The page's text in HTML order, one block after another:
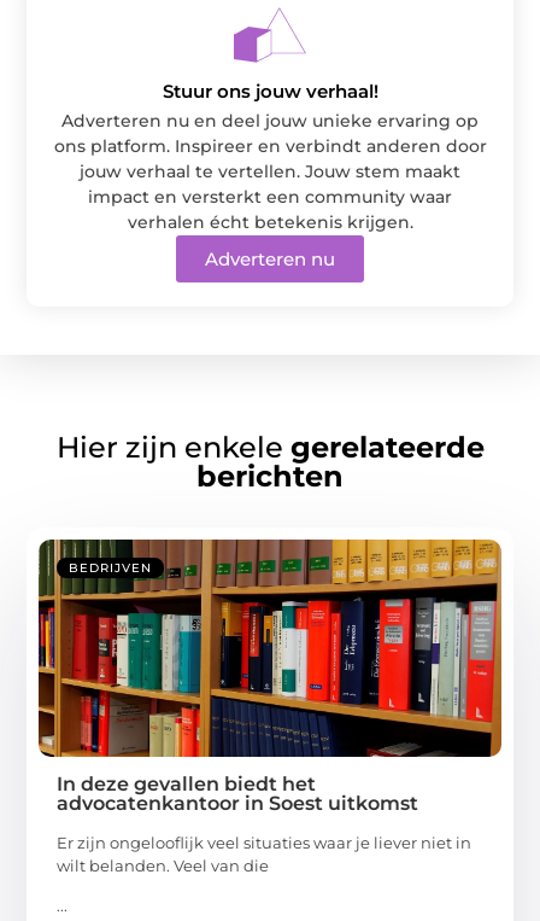
Stuur ons jouw verhaal!
Adverteren nu en deel jouw unieke ervaring op
ons platform. Inspireer en verbindt anderen door
jouw verhaal te vertellen. Jouw stem maakt
impact en versterkt een community waar
verhalen écht betekenis krijgen.
Adverteren nu
Hier zijn enkele gerelateerde
berichten
BEDRIJVEN
In deze gevallen biedt het
advocatenkantoor in Soest uitkomst
Er zijn ongelooflijk veel situaties waar je liever niet in
wilt belanden. Veel van die
...